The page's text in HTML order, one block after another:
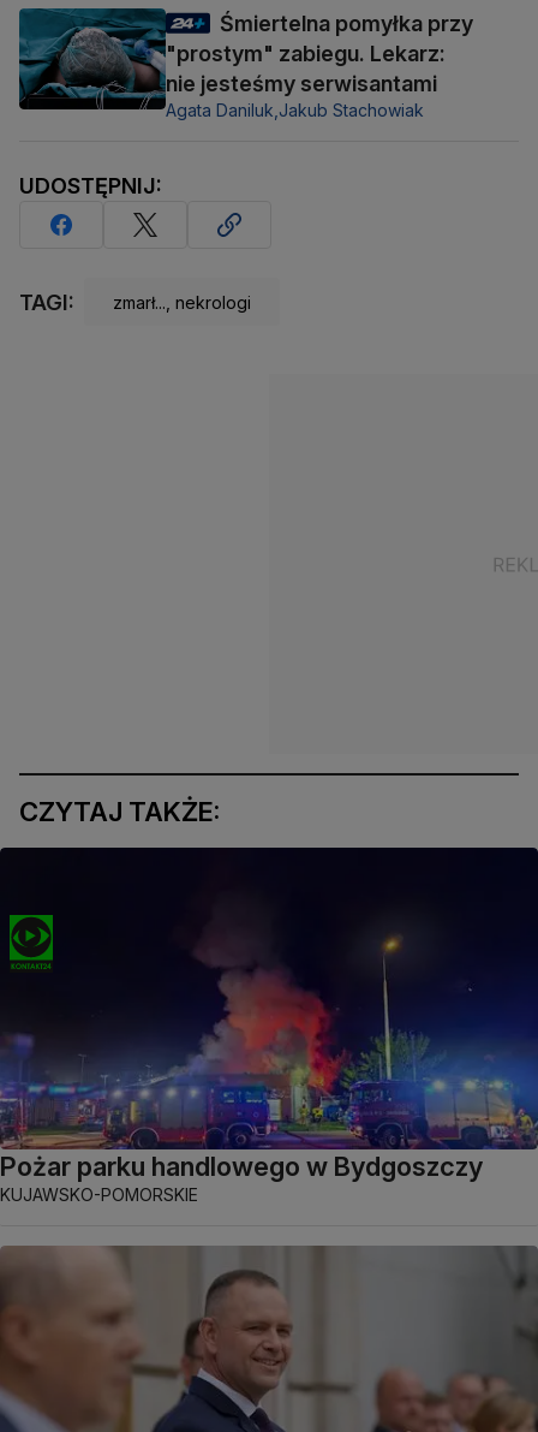
Śmiertelna pomyłka przy
"prostym" zabiegu. Lekarz:
nie jesteśmy serwisantami
Agata Daniluk, Jakub Stachowiak
UDOSTĘPNIJ:
TAGI: zmarł..., nekrologi
CZYTAJ TAKŻE:
Pożar parku handlowego w Bydgoszczy
KUJAWSKO-POMORSKIE